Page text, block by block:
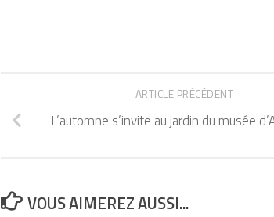
ARTICLE PRÉCÉDENT
L’automne s’invite au jardin du musée
VOUS AIMEREZ AUSSI...